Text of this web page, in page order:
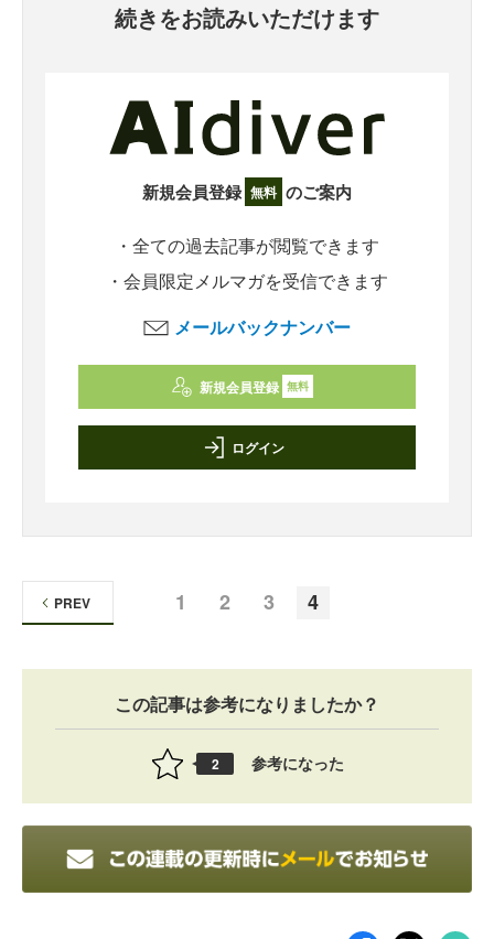
続きをお読みいただけます
新規会員登録 無料 のご案内
・全ての過去記事が閲覧できます
・会員限定メルマガを受信できます
メールバックナンバー
新規会員登録 無料
ログイン
1 2 3 4
PREV
この記事は参考になりましたか？
2 参考になった